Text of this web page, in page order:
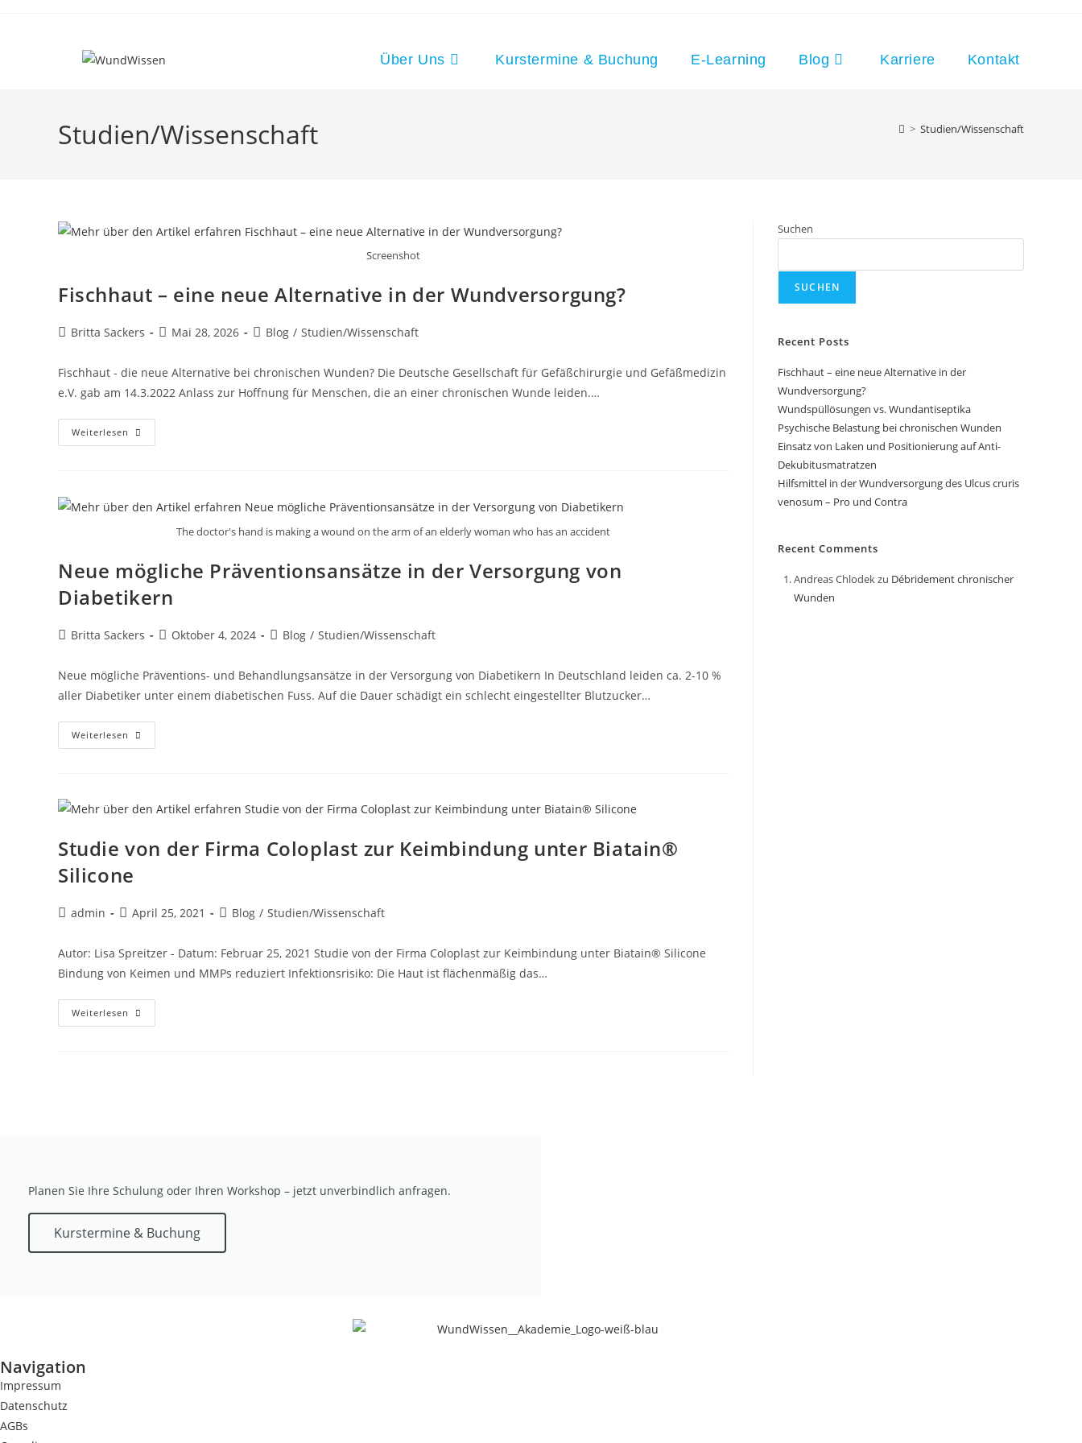
Über Uns Kurstermine & Buchung E-Learning Blog Karriere Kontakt
Studien/Wissenschaft > Studien/Wissenschaft
Screenshot
Fischhaut – eine neue Alternative in der Wundversorgung?
Britta Sackers Mai 28, 2026 Blog / Studien/Wissenschaft
Fischhaut - die neue Alternative bei chronischen Wunden? Die Deutsche Gesellschaft für Gefäßchirurgie und Gefäßmedizin
e.V. gab am 14.3.2022 Anlass zur Hoffnung für Menschen, die an einer chronischen Wunde leiden.…
Weiterlesen
The doctor's hand is making a wound on the arm of an elderly woman who has an accident
Neue mögliche Präventionsansätze in der Versorgung von
Diabetikern
Britta Sackers Oktober 4, 2024 Blog / Studien/Wissenschaft
Neue mögliche Präventions- und Behandlungsansätze in der Versorgung von Diabetikern In Deutschland leiden ca. 2-10 %
aller Diabetiker unter einem diabetischen Fuss. Auf die Dauer schädigt ein schlecht eingestellter Blutzucker…
Weiterlesen
Studie von der Firma Coloplast zur Keimbindung unter Biatain®
Silicone
admin April 25, 2021 Blog / Studien/Wissenschaft
Autor: Lisa Spreitzer - Datum: Februar 25, 2021 Studie von der Firma Coloplast zur Keimbindung unter Biatain® Silicone
Bindung von Keimen und MMPs reduziert Infektionsrisiko: Die Haut ist flächenmäßig das…
Weiterlesen
Suchen
SUCHEN
Recent Posts
Fischhaut – eine neue Alternative in der
Wundversorgung?
Wundspüllösungen vs. Wundantiseptika
Psychische Belastung bei chronischen Wunden
Einsatz von Laken und Positionierung auf Anti-
Dekubitusmatratzen
Hilfsmittel in der Wundversorgung des Ulcus cruris
venosum – Pro und Contra
Recent Comments
Andreas Chlodekzu Débridement chronischer
Wunden
Planen Sie Ihre Schulung oder Ihren Workshop – jetzt unverbindlich anfragen.
Kurstermine & Buchung
Navigation
Impressum
Datenschutz
AGBs